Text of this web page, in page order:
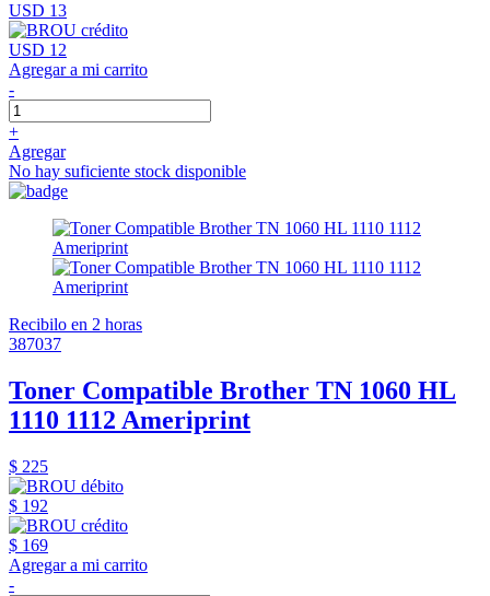
USD 13
USD 12
Agregar a mi carrito
-
+
Agregar
No hay suficiente stock disponible
Recibilo en 2 horas
387037
Toner Compatible Brother TN 1060 HL
1110 1112 Ameriprint
$ 225
$ 192
$ 169
Agregar a mi carrito
-